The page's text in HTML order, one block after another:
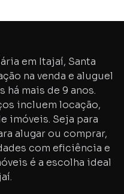
em Itajaí, Santa
na venda e aluguel
há mais de 9 anos.
incluem locação,
imóveis. Seja para
alugar ou comprar,
com eficiência e
é a escolha ideal